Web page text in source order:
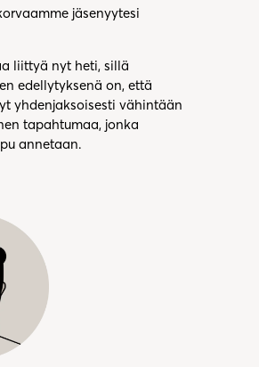
jäsenyytesi
liittyä nyt heti, sillä
edellytyksenä on, että
yhdenjaksoisesti vähintään
tapahtumaa, jonka
annetaan.